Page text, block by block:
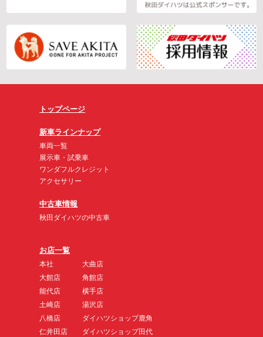
トップページ
新車ラインナップ
車両一覧
展示車・試乗車
ワンダフルクレジット
アクセサリー
中古車情報
秋田ダイハツの中古車
お店一覧
本社
大館店
能代店
土崎店
八橋店
仁井田店
大曲店
角館店
横手店
湯沢店
ダイハツショップ鹿角
ダイハツショップ田代